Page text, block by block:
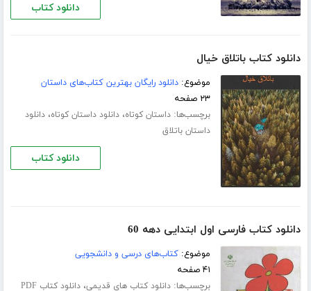
دانلود کتاب
دانلود کتاب باتلاق خیال
موضوع:دانلود رایگان بهترین کتاب‌های داستان
۲۳ صفحه
برچسب‌ها:داستان کوتاه،دانلود داستان کوتاه،دانلود
داستان باتلاق
دانلود کتاب
دانلود کتاب فارسی اول ابتدایی دهه 60
موضوع:کتاب‌های درسی و دانشجویی
۴۱ صفحه
برچسب‌ها:دانلود کتاب های قدیمی،
دانلود کتاب PDF